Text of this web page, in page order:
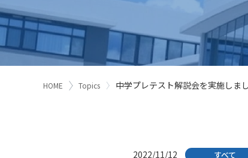
HOME Topics 中学プレテスト解説会を実施しま
2022/11/12 すべて